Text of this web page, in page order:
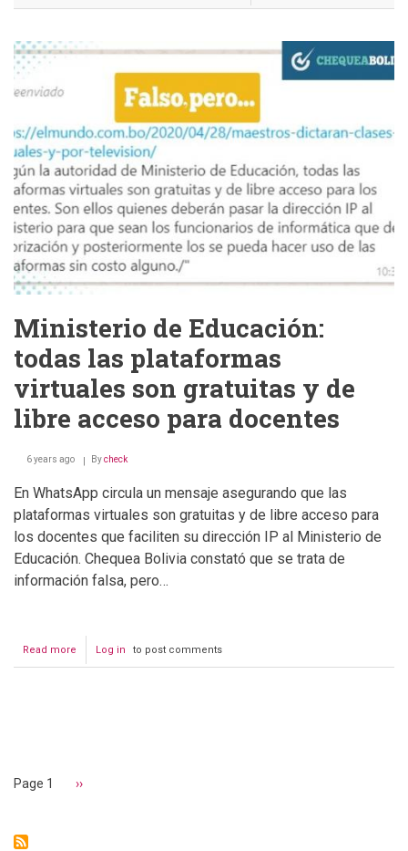
La
no
establece
enseñar
a
niños
masturbarse,
como
lo
anunció
un
representante
de
iglesias
Ministerio de Educación:
todas las plataformas
virtuales son gratuitas y de
libre acceso para docentes
6 years ago Bycheck
En WhatsApp circula un mensaje asegurando que las
plataformas virtuales son gratuitas y de libre acceso para
los docentes que faciliten su dirección IP al Ministerio de
Educación. Chequea Bolivia constató que se trata de
información falsa, pero…
Read more about
Ministerio
gratuitas
Log in to post comments
Page 1
Next
››